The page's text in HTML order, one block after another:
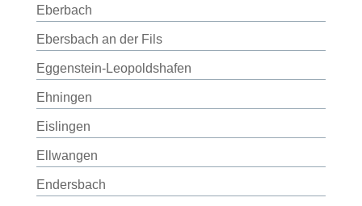
Eberbach
Ebersbach an der Fils
Eggenstein-Leopoldshafen
Ehningen
Eislingen
Ellwangen
Endersbach